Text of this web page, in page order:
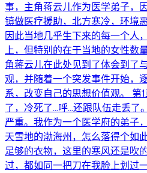
事，主角蒋云儿作为医学弟子，
镇做医疗援助，北方寒冷，环境
因此当地几乎生下来的每一个人
上，但特别的在于当地的女性数
角蒋云儿在此处见到了体会到了
观，并随着一个突发事件开始，
系，改变自己的思想价值观。 第
了，冷死了…呼…还跟队伍走丢了
严重。我作为一个医学府的弟子
天雪地的渤海州，怎么落得个如
足够的衣物，这里的寒风还是吹
过，都如同一把刀在我脸上划过